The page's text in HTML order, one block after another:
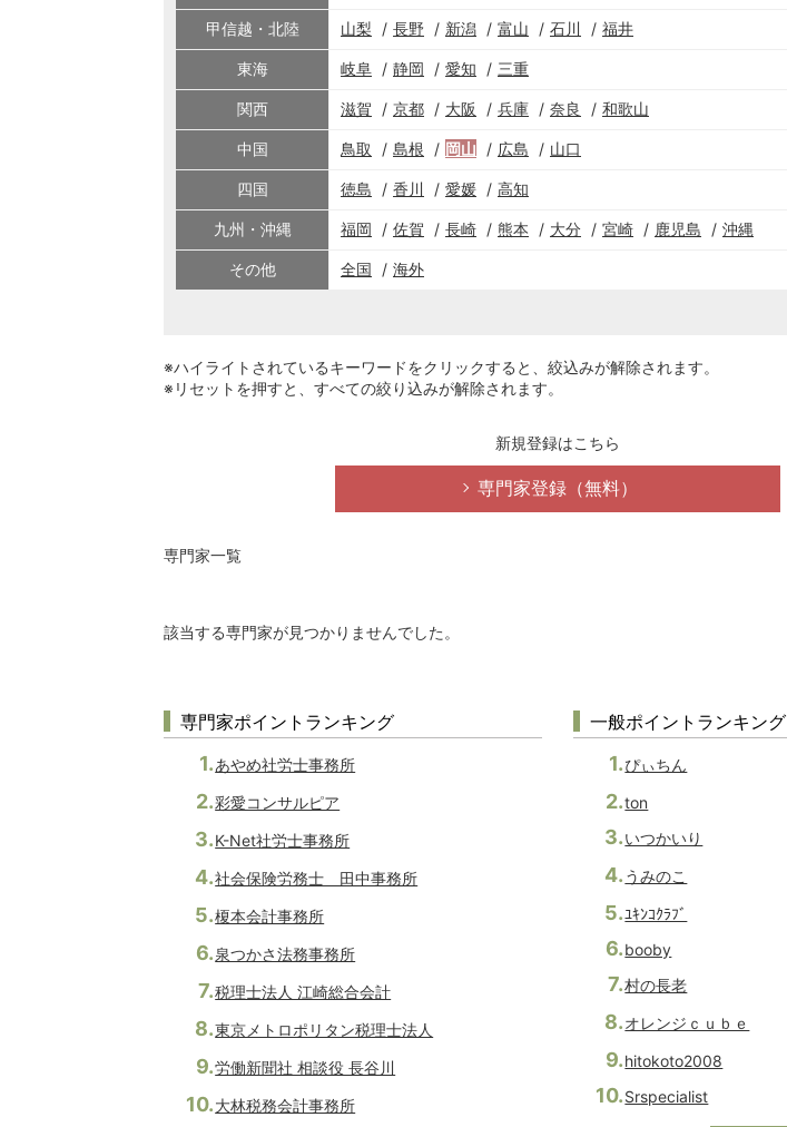
甲信越・北陸 山梨 長野 新潟 富山 石川 福井
東海 岐阜 静岡 愛知 三重
関西 滋賀 京都 大阪 兵庫 奈良 和歌山
中国 鳥取 島根 岡山 広島 山口
四国 徳島 香川 愛媛 高知
九州・沖縄 福岡 佐賀 長崎 熊本 大分 宮崎 鹿児島 沖縄
その他 全国 海外
※ハイライトされているキーワードをクリックすると、絞込みが解除されます。
※リセットを押すと、すべての絞り込みが解除されます。
新規登録はこちら
専門家登録（無料）
専門家一覧
該当する専門家が見つかりませんでした。
専門家ポイントランキング
あやめ社労士事務所
彩愛コンサルピア
K-Net社労士事務所
社会保険労務士 田中事務所
榎本会計事務所
泉つかさ法務事務所
税理士法人 江崎総合会計
東京メトロポリタン税理士法人
労働新聞社 相談役 長谷川
大林税務会計事務所
一般ポイントランキング
ぴぃちん
ton
いつかいり
うみのこ
ﾕｷﾝｺｸﾗﾌﾞ
booby
村の長老
オレンジｃｕｂｅ
hitokoto2008
Srspecialist